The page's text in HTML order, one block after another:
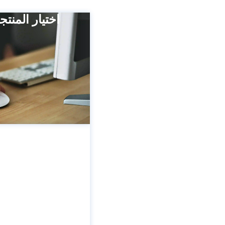
اختيار